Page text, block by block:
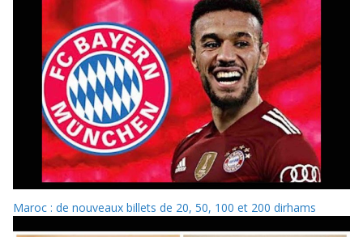
Maroc : de nouveaux billets de 20, 50, 100 et 200 dirhams